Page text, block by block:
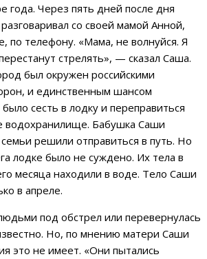
года. Через пять дней после дня
со своей мамой Анной,
по телефону. «Мама, не волнуйся. Я
стрелять», — сказал Саша.
был окружен российскими
и единственным шансом
сесть в лодку и переправиться
водохранилище. Бабушка Саши
решили отправиться в путь. Но
лодке было не суждено. Их тела в
месяца находили в воде. Тело Саши
в апреле.
под обстрел или перевернулась
Но, по мнению матери Саши
это не имеет. «Они пытались